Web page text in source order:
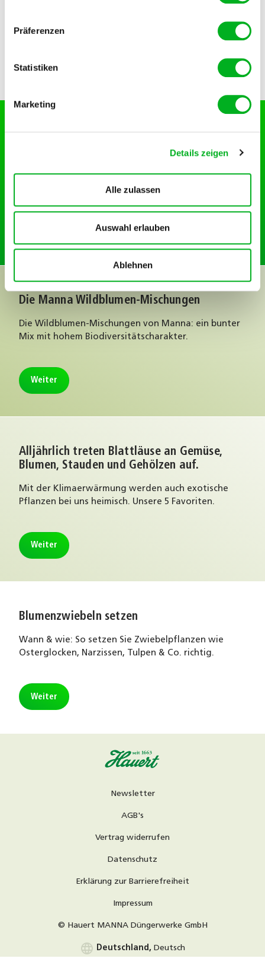
Präferenzen
Statistiken
Marketing
Details zeigen
Alle zulassen
Auswahl erlauben
Ablehnen
Hauert MANNA begleitet Sie durch die
Mit unserem Ratgeber Infomail begleiten wir Sie mit
Informationen zu Kulturen durchs Jahr.
Infomail abonnieren
Die Manna Wildblumen-Mischungen
Die Wildblumen-Mischungen von Manna: ein bunter
Mix mit hohem Biodiversitätscharakter.
Weiter
Alljährlich treten Blattläuse an Gemüse,
Blumen, Stauden und Gehölzen auf.
Mit der Klimaerwärmung werden auch exotische
Pflanzen bei uns heimisch. Unsere 5 Favoriten.
Weiter
Blumenzwiebeln setzen
Wann & wie: So setzen Sie Zwiebelpflanzen wie
Osterglocken, Narzissen, Tulpen & Co. richtig.
Weiter
Newsletter
AGB's
Vertrag widerrufen
Datenschutz
Erklärung zur Barrierefreiheit
Impressum
© Hauert MANNA Düngerwerke GmbH
language Deutschland, Deutsch